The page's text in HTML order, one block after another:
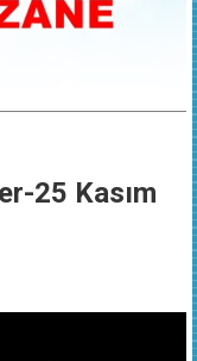
25 Kasım